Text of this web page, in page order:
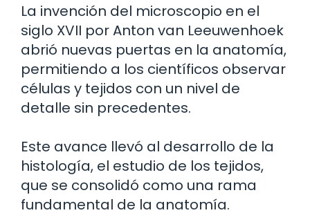
La invención del microscopio en el
siglo XVII por Anton van Leeuwenhoek
abrió nuevas puertas en la anatomía,
permitiendo a los científicos observar
células y tejidos con un nivel de
detalle sin precedentes.
Este avance llevó al desarrollo de la
histología, el estudio de los tejidos,
que se consolidó como una rama
fundamental de la anatomía.